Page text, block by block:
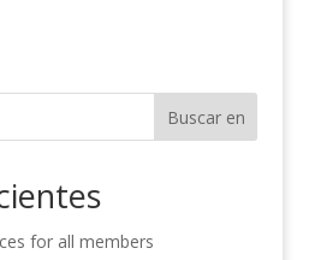
Buscar en
for all members